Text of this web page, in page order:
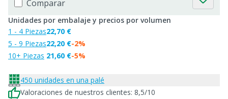
Comparar
Unidades por embalaje y precios por volumen
1 - 4 Piezas
5 - 9 Piezas
10+ Piezas
22,70 €
22,20 €
21,60 €
-2%
-5%
450 unidades en una palé
Valoraciones de nuestros clientes: 8,5/10